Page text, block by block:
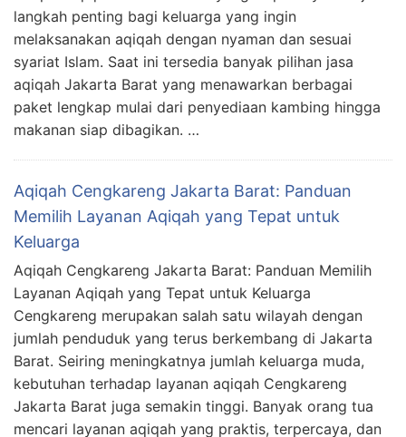
langkah penting bagi keluarga yang ingin
melaksanakan aqiqah dengan nyaman dan sesuai
syariat Islam. Saat ini tersedia banyak pilihan jasa
aqiqah Jakarta Barat yang menawarkan berbagai
paket lengkap mulai dari penyediaan kambing hingga
makanan siap dibagikan. …
Aqiqah Cengkareng Jakarta Barat: Panduan
Memilih Layanan Aqiqah yang Tepat untuk
Keluarga
Aqiqah Cengkareng Jakarta Barat: Panduan Memilih
Layanan Aqiqah yang Tepat untuk Keluarga
Cengkareng merupakan salah satu wilayah dengan
jumlah penduduk yang terus berkembang di Jakarta
Barat. Seiring meningkatnya jumlah keluarga muda,
kebutuhan terhadap layanan aqiqah Cengkareng
Jakarta Barat juga semakin tinggi. Banyak orang tua
mencari layanan aqiqah yang praktis, terpercaya, dan